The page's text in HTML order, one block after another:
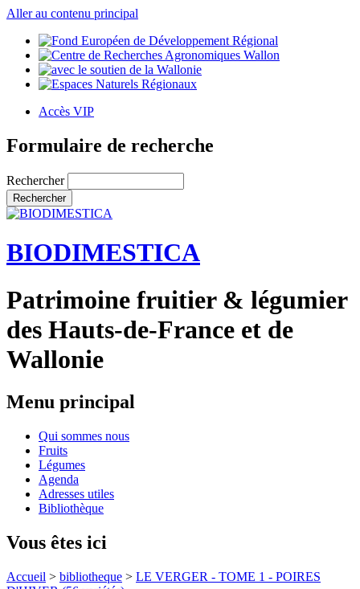
Aller au contenu principal
Accès VIP
Formulaire de recherche
Rechercher
BIODIMESTICA
Patrimoine fruitier & légumier
des Hauts-de-France et de
Wallonie
Menu principal
Qui sommes nous
Fruits
Légumes
Agenda
Adresses utiles
Bibliothèque
Vous êtes ici
Accueil > bibliotheque > LE VERGER - TOME 1 - POIRES